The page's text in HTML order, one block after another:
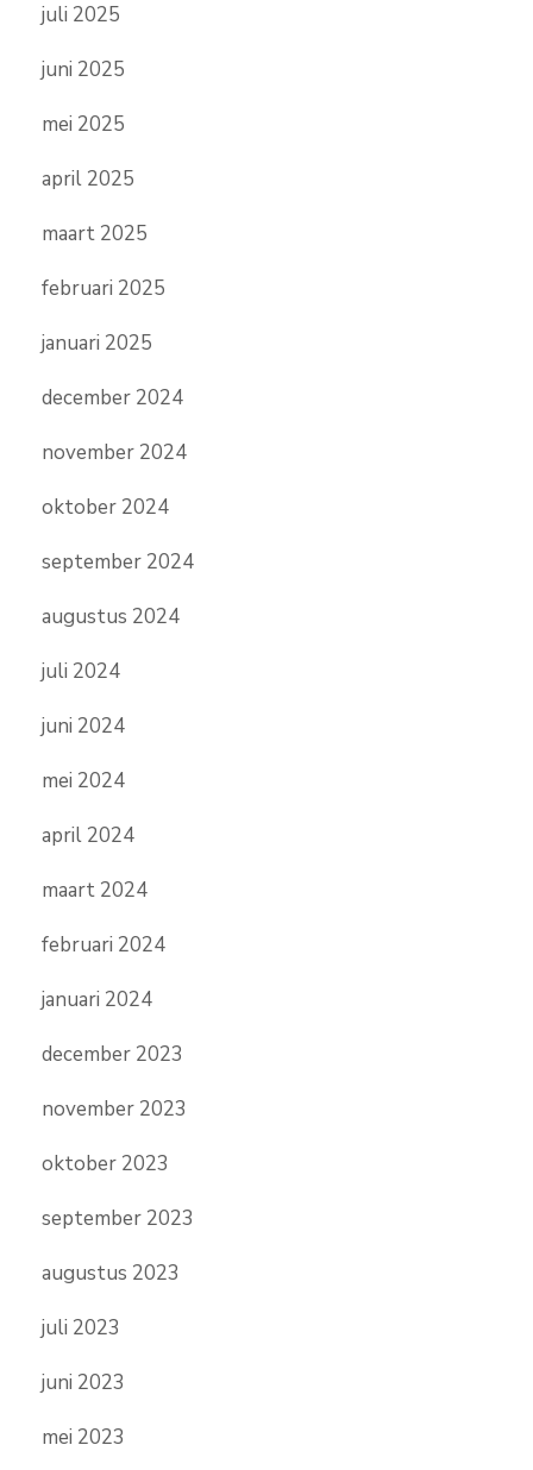
juli 2025
juni 2025
mei 2025
april 2025
maart 2025
februari 2025
januari 2025
december 2024
november 2024
oktober 2024
september 2024
augustus 2024
juli 2024
juni 2024
mei 2024
april 2024
maart 2024
februari 2024
januari 2024
december 2023
november 2023
oktober 2023
september 2023
augustus 2023
juli 2023
juni 2023
mei 2023